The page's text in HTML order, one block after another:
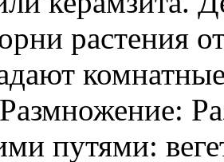
растения
путями: